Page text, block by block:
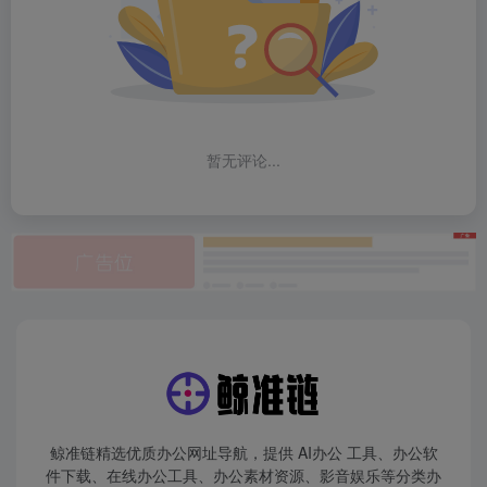
暂无评论...
鲸准链精选优质办公网址导航，提供 AI办公 工具、办公软
件下载、在线办公工具、办公素材资源、影音娱乐等分类办